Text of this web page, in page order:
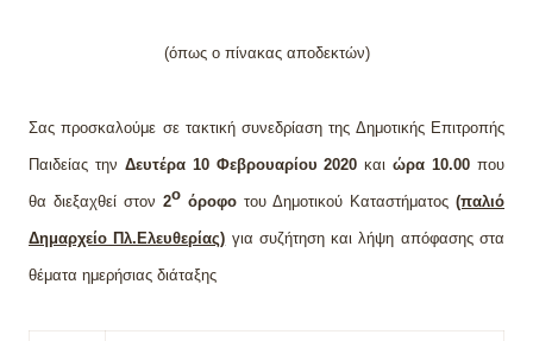
(όπως ο πίνακας αποδεκτών)
Σας προσκαλούμε σε τακτικήσυνεδρίαση της Δημοτικής Επιτροπής
Παιδείας την Δευτέρα10 Φεβρουαρίου 2020καιώρα10.00που
θα διεξαχθεί στον 2ο όροφο του Δημοτικού Καταστήματος (παλιό
Δημαρχείο Πλ.Ελευθερίας) για συζήτηση και λήψη απόφασης στα
θέματα ημερήσιας διάταξης